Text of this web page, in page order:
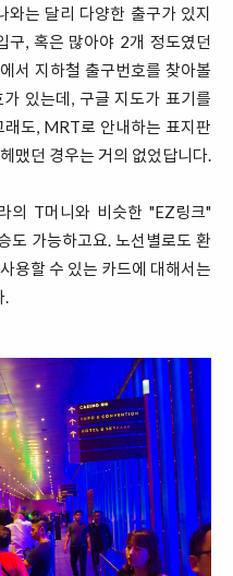
는 달리 다양한 출구가 있지
구, 혹은 많아야 2개 정도였던
서 지하철 출구번호를 찾아볼
있는데, 구글 지도가 표기를
도, MRT로 안내하는 표지판
맸던 경우는 거의 없었답니다.
의 T머니와 비슷한 "EZ링크"
도 가능하고요. 노선별로도 환
용할 수 있는 카드에 대해서는
.